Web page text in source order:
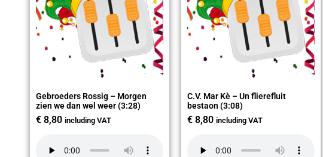
Gebroeders Rossig – Morgen
zien we dan wel weer (3:28)
€ 8,80 including VAT
C.V. Mar Kè – Un flierefluit
bestaon (3:08)
€8,80 including VAT